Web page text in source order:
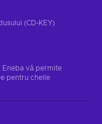
(CD-KEY)
Eneba vă permite
pentru cheile